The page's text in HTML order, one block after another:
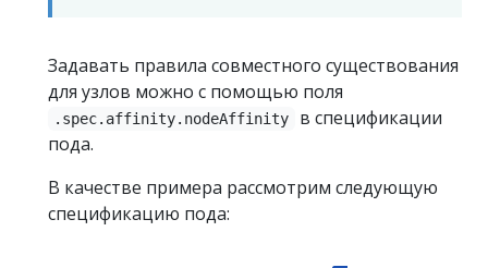
Задавать правила совместного существования
для узлов можно с помощью поля
.spec.affinity.nodeAffinity
в спецификации
пода.
В качестве примера рассмотрим следующую
спецификацию пода: